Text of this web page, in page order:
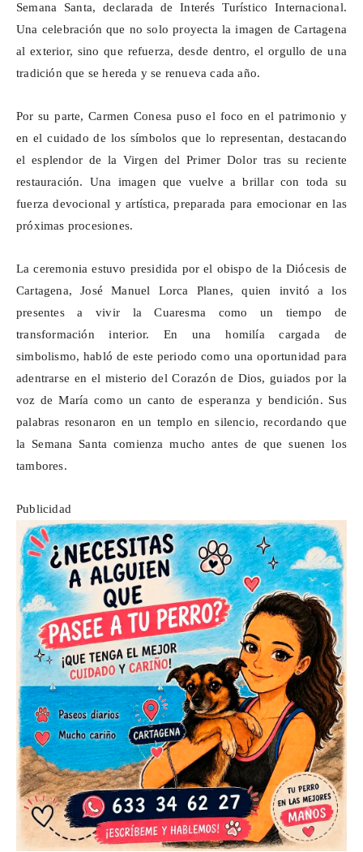
Semana Santa, declarada de Interés Turístico Internacional.
Una celebración que no solo proyecta la imagen de Cartagena
al exterior, sino que refuerza, desde dentro, el orgullo de una
tradición que se hereda y se renueva cada año.
Por su parte, Carmen Conesa puso el foco en el patrimonio y
en el cuidado de los símbolos que lo representan, destacando
el esplendor de la Virgen del Primer Dolor tras su reciente
restauración. Una imagen que vuelve a brillar con toda su
fuerza devocional y artística, preparada para emocionar en las
próximas procesiones.
La ceremonia estuvo presidida por el obispo de la Diócesis de
Cartagena, José Manuel Lorca Planes, quien invitó a los
presentes a vivir la Cuaresma como un tiempo de
transformación interior. En una homilía cargada de
simbolismo, habló de este periodo como una oportunidad para
adentrarse en el misterio del Corazón de Dios, guiados por la
voz de María como un canto de esperanza y bendición. Sus
palabras resonaron en un templo en silencio, recordando que
la Semana Santa comienza mucho antes de que suenen los
tambores.
Publicidad